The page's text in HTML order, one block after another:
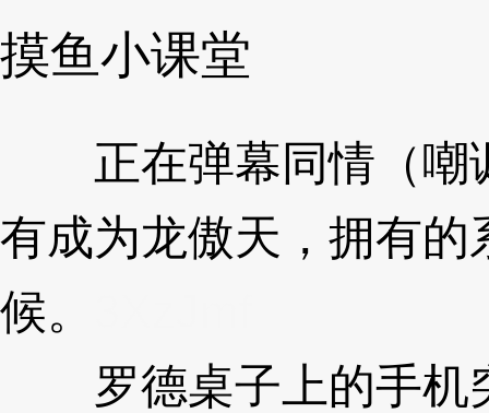
摸鱼小课堂
正在弹幕同情（嘲
有成为龙傲天，拥有的
候。
罗德桌子上的手机